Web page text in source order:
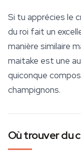
Si tu apprécies le
du roi fait un
manière similaire
maitake est une
quiconque
champignons.
Où trouver du